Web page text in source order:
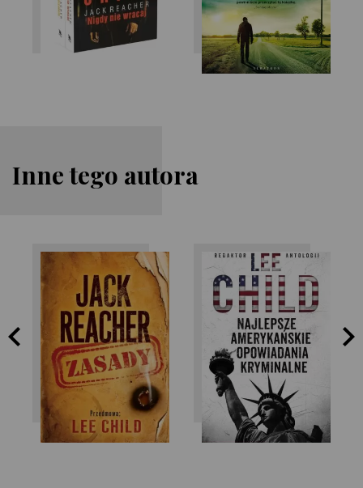
Inne tego autora
Lee Child
Lee Child